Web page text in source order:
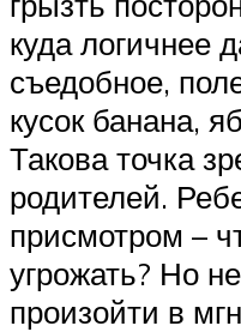
куда логичнее
съедобное,
кусок банана,
Такова точка
родителей.
присмотром –
угрожать? Но
произойти в